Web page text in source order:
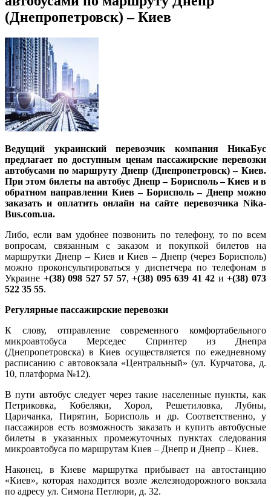
(Днепропетровск) – Киев
Ведущий украинский перевозчик компания НикаБус
предлагает по доступным ценам пассажирские перевозки
автобусами по маршруту Днепр (Днепропетровск) – Киев.
При этом билеты на автобус Днепр – Борисполь – Киев и в
обратном направлении Киев – Борисполь – Днепр можно
заказать и оплатить онлайн на сайте перевозчика Nika-
Bus.com.ua.
Либо, если вам удобнее позвонить по телефону, то по всем
вопросам, связанным с заказом и покупкой билетов на
маршрутки Днепр – Киев и Киев – Днепр (через Борисполь)
можно проконсультироваться у диспетчера по телефонам в
Украине +(38) 098 527 57 57,+(38) 095 639 41 42 и+(38) 073
522 35 55.
Регулярные пассажирские перевозки
К слову, отправление современного комфортабельного
микроавтобуса Мерседес Спринтер из Днепра
(Днепропетровска) в Киев осуществляется по ежедневному
расписанию с автовокзала «Центральный» (ул. Курчатова, д.
10, платформа №12).
В пути автобус следует через такие населенные пункты, как
Петриковка, Кобеляки, Хорол, Решетиловка, Лубны,
Царичанка, Пирятин, Борисполь и др. Соответственно, у
пассажиров есть возможность заказать и купить автобусные
билеты в указанных промежуточных пунктах следования
микроавтобуса по маршрутам Киев – Днепр и Днепр – Киев.
Наконец, в Киеве маршрутка прибывает на автостанцию
«Киев», которая находится возле железнодорожного вокзала
по адресу ул. Симона Петлюри, д. 32.